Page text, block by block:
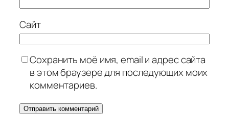
Сайт
Сохранить моё имя, email и адрес сайта
в этом браузере для последующих моих
комментариев.